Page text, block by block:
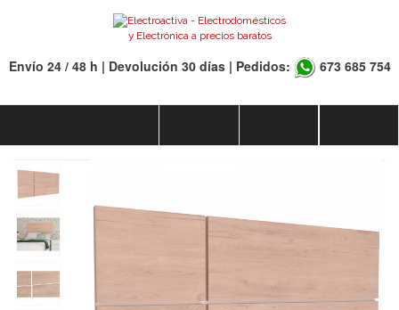
Envío 24 / 48 h | Devolución 30 días | Pedidos: 673 685 754